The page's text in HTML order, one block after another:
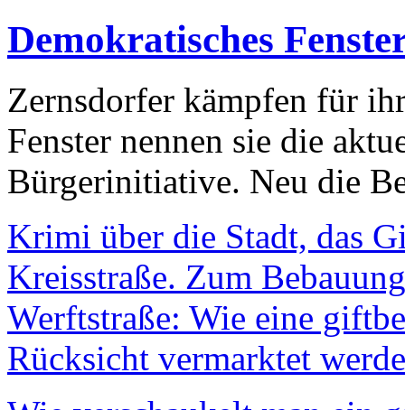
Demokratisches
Zernsdorfer kämpfen für
Fenster nennen sie die
Bürgerinitiative. Neu die
Krimi über die Stadt, das
Kreisstraße. Zum
Werftstraße: Wie eine
Rücksicht vermarktet